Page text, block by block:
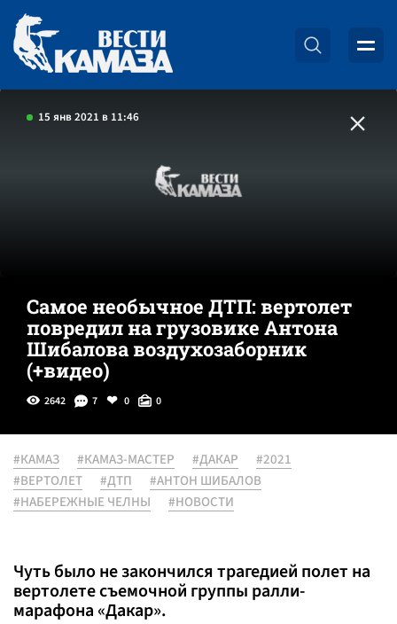
15 янв 2021 в 11:46
Самое необычное ДТП: вертолет
повредил на грузовике Антона
Шибалова воздухозаборник
(+видео)
2642 7 0 0
#КАМАЗ #КАМАЗ-МАСТЕР #ДАКАР
#2021
#ВЕРТОЛЕТ
#ДТП
#АНТОН ШИБАЛОВ
#НАБЕРЕЖНЫЕ ЧЕЛНЫ
#НОВОСТИ
Чуть было не закончился трагедией полет на
вертолете съемочной группы ралли-
марафона «Дакар».